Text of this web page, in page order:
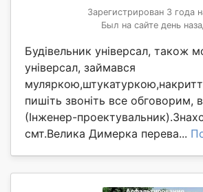
Зарегистрирован 3 года
Был на сайте день
Будівельник універсал, також
універсал, займався
пишіть звоніть все обговорим,
(Інженер-
смт.Велика Димерка перева...